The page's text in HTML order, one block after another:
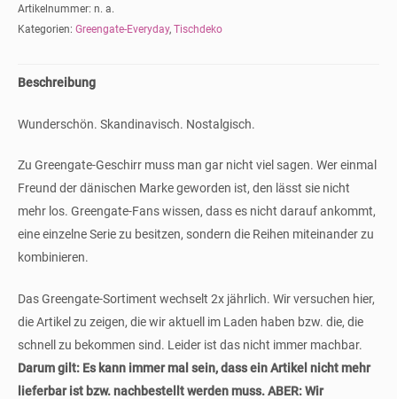
Farben
Artikelnummer: n. a.
Kategorien: Greengate-Everyday, Tischdeko
Beschreibung
Wunderschön. Skandinavisch. Nostalgisch.
Zu Greengate-Geschirr muss man gar nicht viel sagen. Wer einmal
Freund der dänischen Marke geworden ist, den lässt sie nicht
mehr los. Greengate-Fans wissen, dass es nicht darauf ankommt,
eine einzelne Serie zu besitzen, sondern die Reihen miteinander zu
kombinieren.
Das Greengate-Sortiment wechselt 2x jährlich. Wir versuchen hier,
die Artikel zu zeigen, die wir aktuell im Laden haben bzw. die, die
schnell zu bekommen sind. Leider ist das nicht immer machbar.
Darum gilt: Es kann immer mal sein, dass ein Artikel nicht mehr
lieferbar ist bzw. nachbestellt werden muss. ABER: Wir